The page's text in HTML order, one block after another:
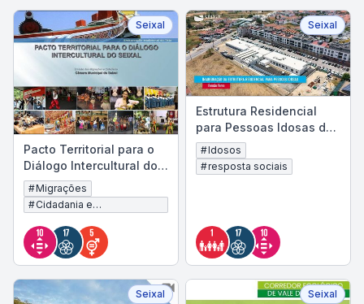
Seixal
Pacto Territorial para o
Diálogo Intercultural do
Seixal - Espaço
Cidadania
#Migrações
#Cidadania e
Seixal
Estrutura Residencial
para Pessoas Idosas de
Fernão Ferro
#Idosos
#resposta sociais
Seixal Seixal